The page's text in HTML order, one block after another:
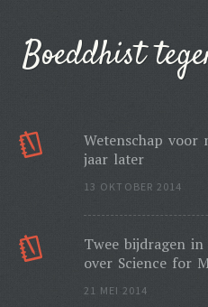
Boeddhist
Wetenschap voor
jaar later
13 OKTOBER 2014
Twee bijdragen in
over Science for
21 MEI 2014